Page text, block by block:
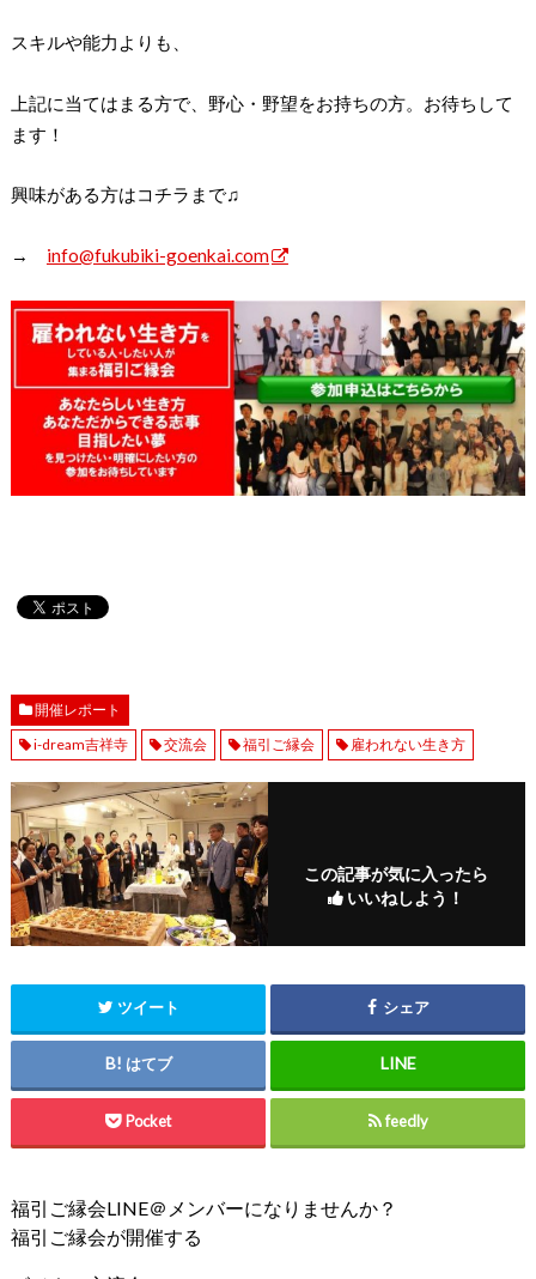
スキルや能力よりも、
上記に当てはまる方で、野心・野望をお持ちの方。 お待ちして
ます！
興味がある方はコチラまで♫
→ info@fukubiki-goenkai.com
開催レポート
i-dream吉祥寺
交流会 福引ご縁会 雇われない生き方
この記事が気に入ったら
いいねしよう！
ツイート シェア
はてブ
Pocket feedly
福引ご縁会LINE＠メンバーになりませんか？
福引ご縁会が開催する